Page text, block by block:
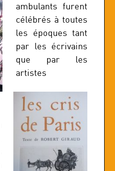
ambulants furent
célébrés à toutes
les époques tant
par les écrivains
que par les
artistes